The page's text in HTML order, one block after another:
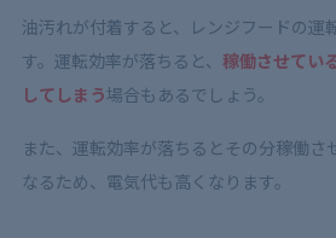
油汚れが付着すると、レンジフードの運
す。運転効率が落ちると、 稼働させてい
してしまう場合もあるでしょう。
また、運転効率が落ちるとその分稼働さ
なるため、電気代も高くなります。